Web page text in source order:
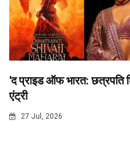
'द प्राइड ऑफ भारत: छत्रपति
एंट्री
27 Jul, 2026